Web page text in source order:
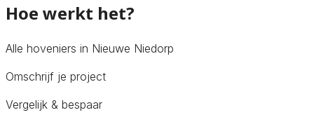
Hoe werkt het?
Alle hoveniers in Nieuwe Niedorp
Omschrijf je project
Vergelijk & bespaar